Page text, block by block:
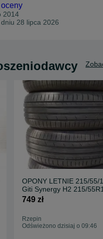
2014
28 lipca 2026
OPONY LETNIE 215/55/
Giti Synergy H2 215/
4x 2024r 4xNowe Demo
749 zł
Rzepin
Odświeżono dzisiaj o 09:46